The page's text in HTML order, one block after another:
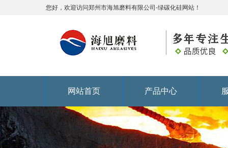
您好，欢迎访问郑州市海旭磨料有限公司-绿碳化硅网站！
网站首页 产品中心